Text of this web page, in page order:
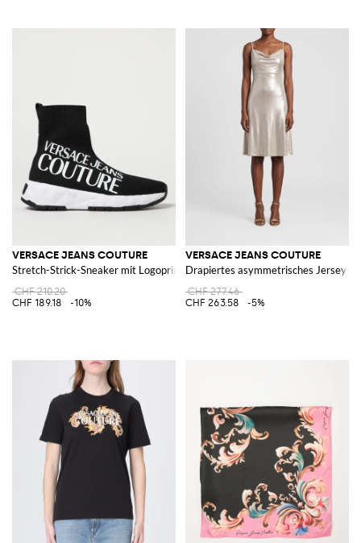
VERSACE JEANS COUTURE
Stretch-Strick-Sneaker mit Logoprint
CHF 210.20
CHF 189.18
-10%
VERSACE JEANS COUTURE
Drapiertes asymmetrisches Jersey-
CHF 277.46
CHF 263.58
-5%